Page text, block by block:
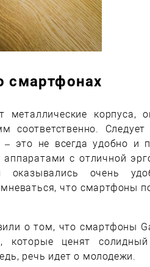
смартфонах
корпуса,
это не всегда удобно и
с отличной
оказывались очень
что смартфоны
о том, что смартфоны
которые ценят
речь идет о молодежи.